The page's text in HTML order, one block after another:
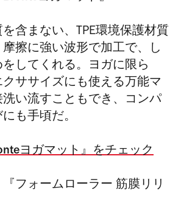
含まない、TPE環境保護材質
擦に強い波形で加工で、し
してくれる。ヨガに限ら
ササイズにも使える万能マ
洗い流すこともでき、コンパ
も手頃だ。
ヨガマット』をチェック
フォームローラー 筋膜リリ